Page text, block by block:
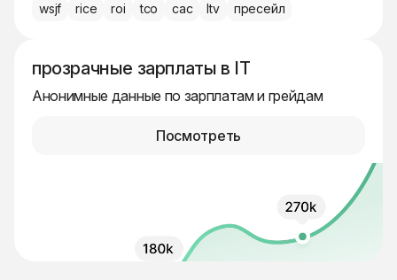
wsjf
rice roi tco cac ltv пресейл
прозрачные зарплаты в IT
Анонимные данные по зарплатам и грейдам
Посмотреть